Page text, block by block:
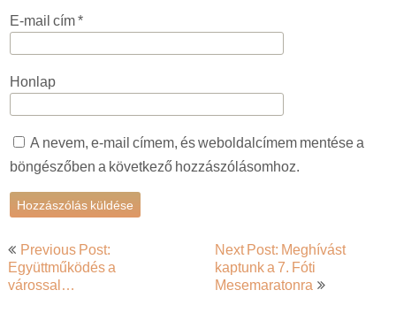
E-mail cím*
Honlap
A nevem, e-mail címem, és weboldalcímem mentése a
böngészőben a következő hozzászólásomhoz.
Bejegyzés
navigáció
Previous Post:
Együttműködés a
várossal…
Next Post: Meghívást
kaptunk a 7. Fóti
Mesemaratonra